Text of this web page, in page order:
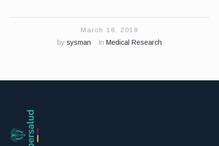
March 18, 2018
by sysman In Medical Research